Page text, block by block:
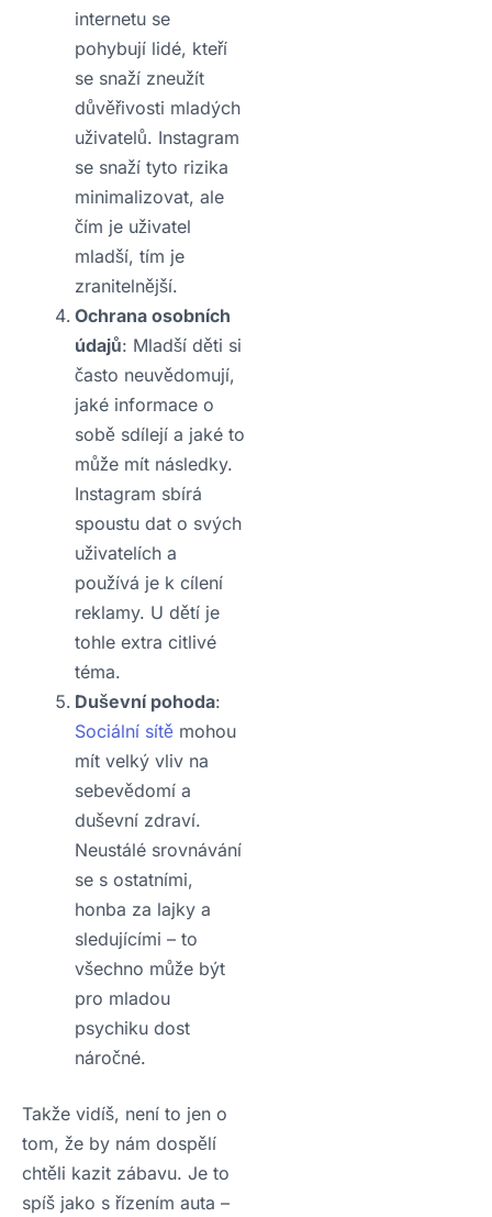
internetu se
pohybují lidé, kteří
se snaží zneužít
důvěřivosti mladých
uživatelů. Instagram
se snaží tyto rizika
minimalizovat, ale
čím je uživatel
mladší, tím je
zranitelnější.
Ochrana osobních
údajů: Mladší děti si
často neuvědomují,
jaké informace o
sobě sdílejí a jaké to
může mít následky.
Instagram sbírá
spoustu dat o svých
uživatelích a
používá je k cílení
reklamy. U dětí je
tohle extra citlivé
téma.
Duševní pohoda:
Sociální sítě mohou
mít velký vliv na
sebevědomí a
duševní zdraví.
Neustálé srovnávání
se s ostatními,
honba za lajky a
sledujícími – to
všechno může být
pro mladou
psychiku dost
náročné.
Takže vidíš, není to jen o
tom, že by nám dospělí
chtěli kazit zábavu. Je to
spíš jako s řízením auta –